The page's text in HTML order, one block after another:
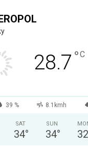
28.7 °C
39 % 8.1kmh
SAT
34°
SUN
34° 32